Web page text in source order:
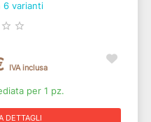
6 varianti
star_border star_border
IVA inclusa
per 1 pz.
DETTAGLI